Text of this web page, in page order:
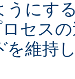
うにす
セス
を維持